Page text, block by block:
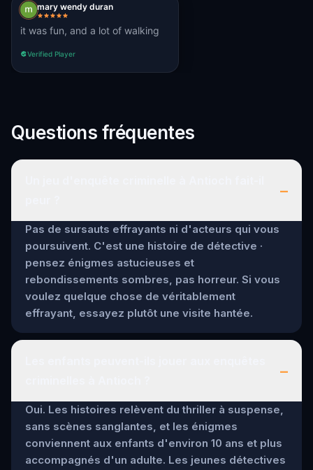
mary wendy duran
it was fun, and a lot of walking
Verified Player
Questions fréquentes
–
Pas de sursauts effrayants ni d'acteurs qui vous
poursuivent. C'est une histoire de détective ·
pensez énigmes astucieuses et
rebondissements sombres, pas horreur. Si vous
voulez quelque chose de véritablement
effrayant, essayez plutôt une visite hantée.
–
Oui. Les histoires relèvent du thriller à suspense,
sans scènes sanglantes, et les énigmes
conviennent aux enfants d'environ 10 ans et plus
accompagnés d'un adulte. Les jeunes détectives